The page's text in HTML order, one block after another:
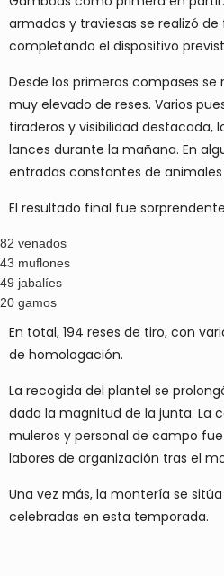
armadas y traviesas se realizó
completando el dispositivo
Desde los primeros compases
muy elevado de reses. Varios
tiraderos y visibilidad destacada,
lances durante la mañana. En
entradas constantes de
El resultado final fue
82 venados
43 muflones
49 jabalíes
20 gamos
En total, 194 reses de tiro, con
de homologación.
La recogida del plantel se
dada la magnitud de la junta. La
muleros y personal de campo
labores de organización tras el
Una vez más, la montería se
celebradas en esta temporada.